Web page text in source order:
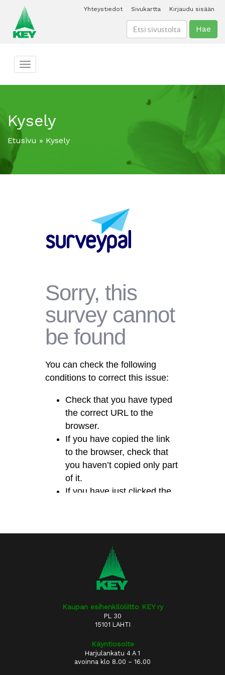
Yhteystiedot Sivukartta Kirjaudu sisään
Hae
Toggle navigation
Kysely
Etusivu » Kysely
Kaupan esihenkilöliitto KEY ry
PL 30
15101 LAHTI
Käyntiosoite
Harjulankatu 4 A 1
avoinna klo 8.00 – 16.00